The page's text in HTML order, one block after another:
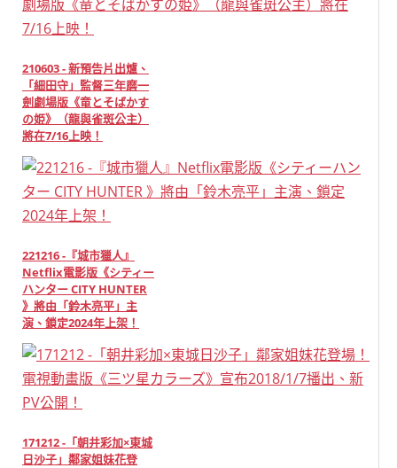
210603 - 新預告片出爐、
「細田守」監督三年磨一
劍劇場版《竜とそばかす
の姫》（龍與雀斑公主）
將在7/16上映！
221216 -『城市獵人』
Netflix電影版《シティー
ハンター CITY HUNTER
》將由「鈴木亮平」主
演、鎖定2024年上架！
171212 -「朝井彩加×東城
日沙子」鄰家姐妹花登